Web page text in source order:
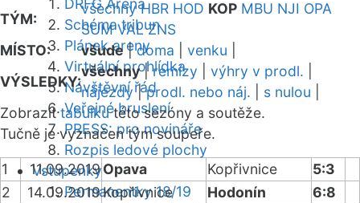
DRFG Arena
Schéma tribun
Plánek areny
Virtuální prohlídka
Návštěvní řád
Veřejné bruslení
PRESS: pro novináře
Rozpis ledové plochy
Vstupenky
Permanentky 18/19
TÝM:
všechny HBR HOD KOP MBU NJI OPA
SUM VAL ZNS
MÍSTO:
všude|doma venku
VÝSLEDKY:
všechny|remízy výhry v prodl.
nájezdy|prodl. nebo náj. s nulou
Zobrazittabulkutéto sezóny a soutěže.
Tučně je vyznačen tým soupeře.
1 11.09.2019Opava Kopřivnice
5:3
2
14.09.2019Kopřivnice Hodonín
6:8